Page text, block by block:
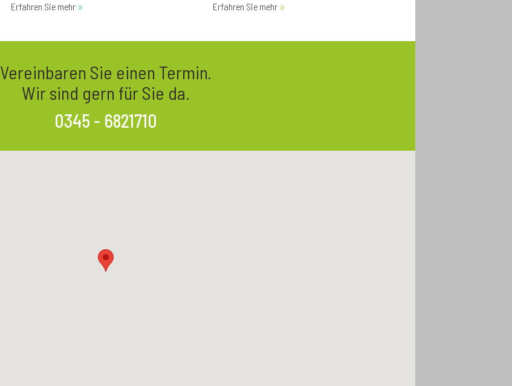
Erfahren Sie mehr Erfahren Sie mehr
Vereinbaren Sie einen Termin.
Wir sind gern für Sie da.
0345 - 6821710